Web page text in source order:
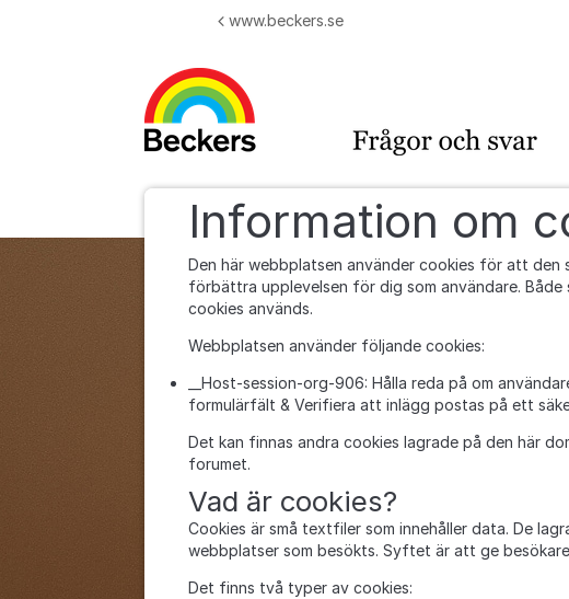
www.beckers.se
Information om
Den här webbplatsen använder cookies för att
förbättra upplevelsen för dig som användare. Både
cookies används.
Webbplatsen använder följande cookies:
__Host-session-org-906: Hålla reda på om
formulärfält & Verifiera att inlägg postas på ett
Det kan finnas andra cookies lagrade på den här
forumet.
Vad är cookies?
Cookies är små textfiler som innehåller data. De
webbplatser som besökts. Syftet är att ge
Det finns två typer av cookies: